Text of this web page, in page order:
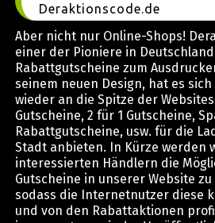
Deraktionscode.de
Aber nicht nur Online-Shops!
einer der Pioniere in
Rabattgutscheine zum
seinem neuen Design, hat es
wieder an die Spitze der
Gutscheine, 2 für 1 Gutscheine,
Rabattgutscheine, usw. für die
Stadt anbieten. In Kürze werden
interessierten Händlern die
Gutscheine in unserer Website
sodass die Internetnutzer diese
und von den Rabattaktionen